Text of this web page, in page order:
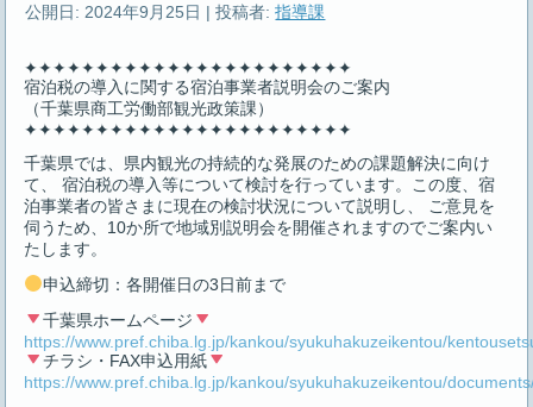
公開日: 2024年9月25日 |投稿者: 指導課
✦✦✦✦✦✦✦✦✦✦✦✦✦✦✦✦✦✦✦✦✦✦✦
宿泊税の導入に関する宿泊事業者説明会のご案内
（千葉県商工労働部観光政策課）
✦✦✦✦✦✦✦✦✦✦✦✦✦✦✦✦✦✦✦✦✦✦✦
千葉県では、県内観光の持続的な発展のための課題解決に向け
て、 宿泊税の導入等について検討を行っています。この度、宿
泊事業者の皆さまに現在の検討状況について説明し、 ご意見を
伺うため、10か所で地域別説明会を開催されますのでご案内い
たします。
申込締切：各開催日の3日前まで
千葉県ホームページ
https://www.pref.chiba.lg.jp/kankou/syukuhakuzeikentou/
チラシ・FAX申込用紙
https://www.pref.chiba.lg.jp/kankou/syukuhakuzeikentou/